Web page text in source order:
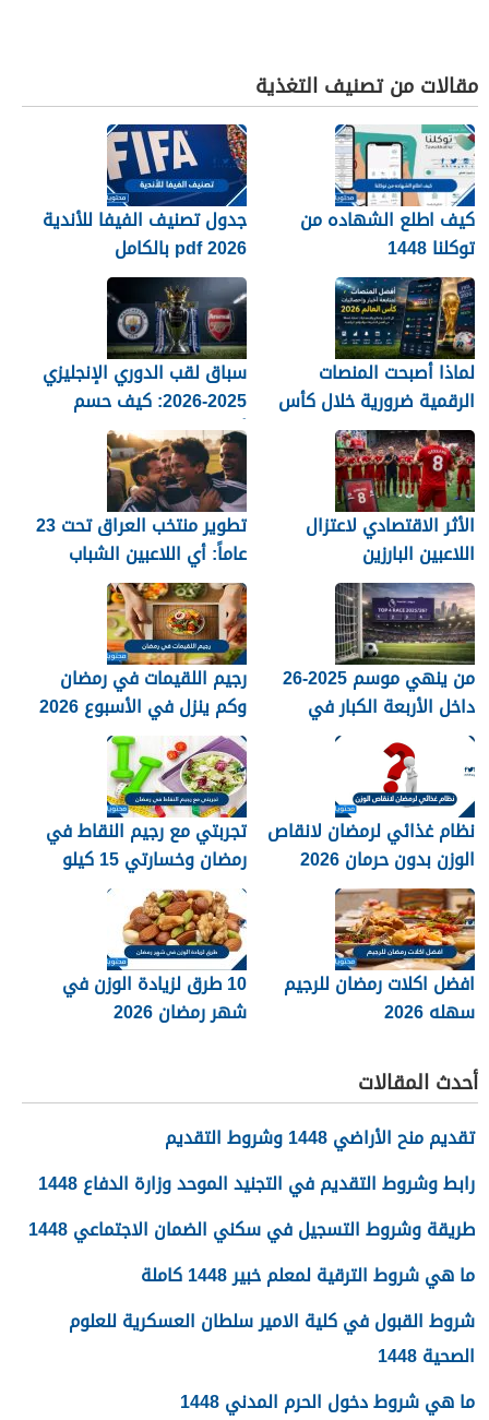
مقالات من تصنيف التغذية
كيف اطلع الشهاده من
توكلنا 1448
جدول تصنيف الفيفا للأندية
2026 pdf بالكامل
لماذا أصبحت المنصات
الرقمية ضرورية خلال كأس
العالم؟
سباق لقب الدوري الإنجليزي
2025-2026: كيف حسم
أرسنال اللقب في النهاية؟
الأثر الاقتصادي لاعتزال
اللاعبين البارزين
تطوير منتخب العراق تحت 23
عاماً: أي اللاعبين الشباب
جاهزون للاختراق الدولي؟
من ينهي موسم 2025-26
داخل الأربعة الكبار في
الدوري الإنجليزي؟
رجيم اللقيمات في رمضان
وكم ينزل في الأسبوع 2026
نظام غذائي لرمضان لانقاص
الوزن بدون حرمان 2026
تجربتي مع رجيم النقاط في
رمضان وخسارتي 15 كيلو
2026
افضل اكلات رمضان للرجيم
سهله 2026
10 طرق لزيادة الوزن في
شهر رمضان 2026
أحدث المقالات
تقديم منح الأراضي 1448 وشروط التقديم
رابط وشروط التقديم في التجنيد الموحد وزارة الدفاع 1448
طريقة وشروط التسجيل في سكني الضمان الاجتماعي 1448
ما هي شروط الترقية لمعلم خبير 1448 كاملة
شروط القبول في كلية الامير سلطان العسكرية للعلوم
الصحية 1448
ما هي شروط دخول الحرم المدني 1448